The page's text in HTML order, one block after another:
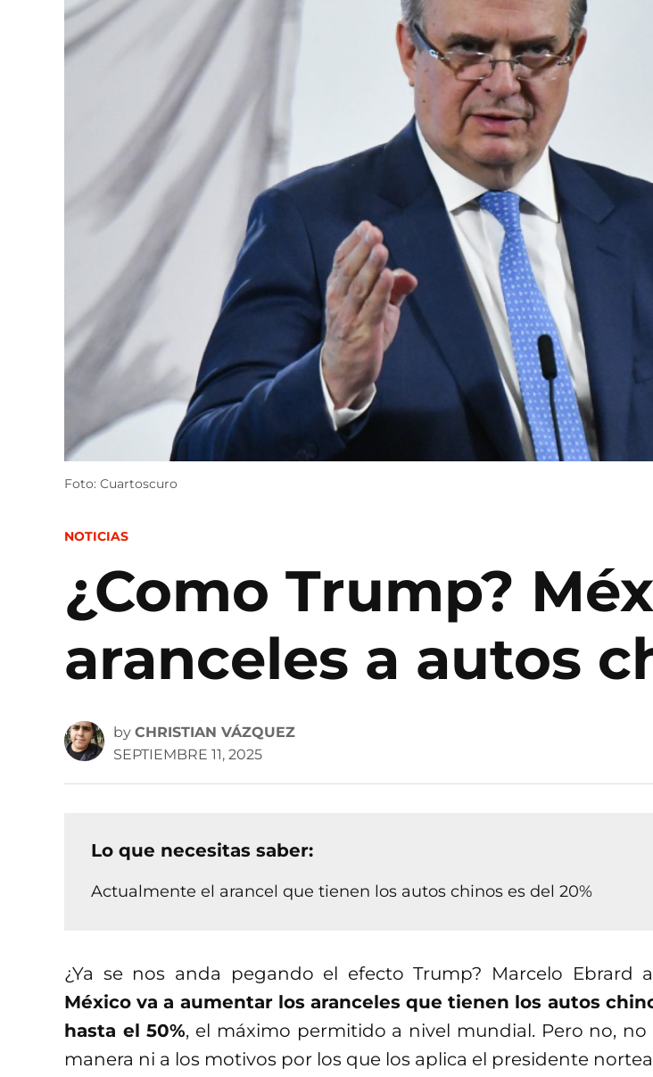
Foto: Cuartoscuro
POSTED
NOTICIAS
¿Como Trump?
aranceles a autos
by CHRISTIAN VÁZQUEZ
SEPTIEMBRE 11, 2025
Lo que necesitas saber:
Actualmente el arancel que tienen los autos chinos es del 20%
¿Ya se nos anda pegando el efecto Trump? Marcelo Ebrard
México va a aumentar los aranceles que tienen los autos
hasta el 50%, el máximo permitido a nivel mundial. Pero no, no
manera ni a los motivos por los que los aplica el presidente